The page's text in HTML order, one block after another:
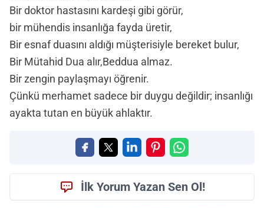
Bir doktor hastasını kardeşi gibi görür,
bir mühendis insanlığa fayda üretir,
Bir esnaf duasını aldığı müşterisiyle bereket bulur,
Bir Mütahid Dua alır,Beddua almaz.
Bir zengin paylaşmayı öğrenir.
Çünkü merhamet sadece bir duygu değildir; insanlığı
ayakta tutan en büyük ahlaktır.
İlk Yorum Yazan Sen Ol!